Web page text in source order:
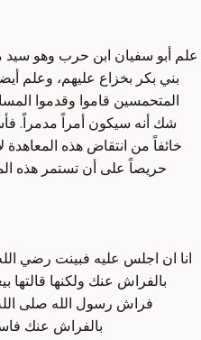
علم أبو سفيان ابن حرب وهو سيد
بني بكر بخزاع عليهم، وعلم
المتحمسين قاموا وقدموا
شك أنه سيكون أمراً مدمراً.
خائفاً من انتقاض هذه المعاهدة
حريصاً على أن تستمر هذه
انا ان اجلس عليه فبينت رضي
بالفراش عنك ولكنها
فراش رسول الله صلى
بالفراش عنك